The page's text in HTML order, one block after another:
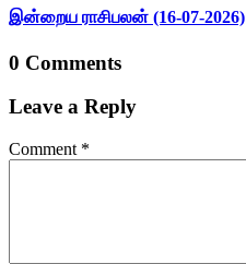
இன்றைய ராசிபலன் (16-07-2026)
0 Comments
Leave a Reply
Comment *